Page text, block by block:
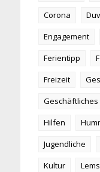
Corona
Engagement
Ferientipp
Freizeit
Geschäftliches
Hilfen
Jugendliche
Kultur